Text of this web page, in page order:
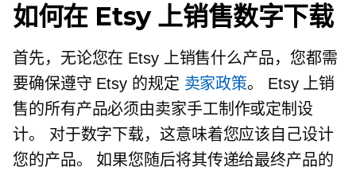
如何在 Etsy 上销售数字下载
首先，无论您在 Etsy 上销售什么产品，您都需
要确保遵守 Etsy 的规定 卖家政策。 Etsy 上销
售的所有产品必须由卖家手工制作或定制设
计。 对于数字下载，这意味着您应该自己设计
您的产品。 如果您随后将其传递给最终产品的